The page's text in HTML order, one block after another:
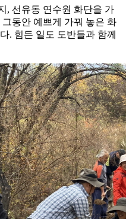
, 선유동 연수원 화단을 가
동안 예쁘게 가꿔 놓은 화
. 힘든 일도 도반들과 함께